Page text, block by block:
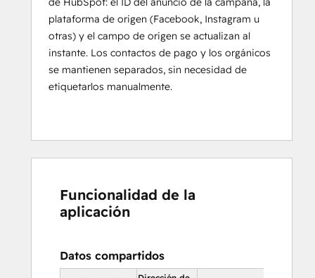
plataforma de origen (Facebook, Instagram u
otras) y el campo de origen se actualizan al
instante. Los contactos de pago y los orgánicos
se mantienen separados, sin necesidad de
etiquetarlos manualmente.
Funcionalidad de la
aplicación
Datos compartidos